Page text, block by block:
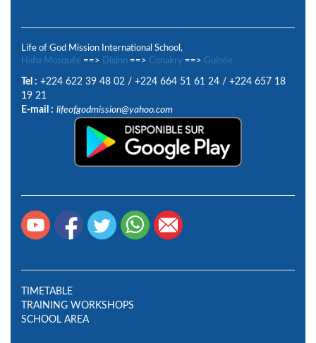
Life of God Mission International School,
Hafia Mosquée ==> Dixinn ==> Conakry ==> Guinée
Tel : +224 622 39 48 02 / +224 664 51 61 24 / +224 657 18
19 21
E-mail : lifeofgodmission@yahoo.com
TIMETABLE
TRAINING WORKSHOPS
SCHOOL AREA